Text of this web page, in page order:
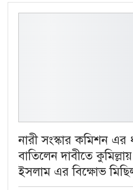
নারী সংস্কার কমিশন এর
বাতিলেন দাবীতে
ইসলাম এর বিক্ষোভ